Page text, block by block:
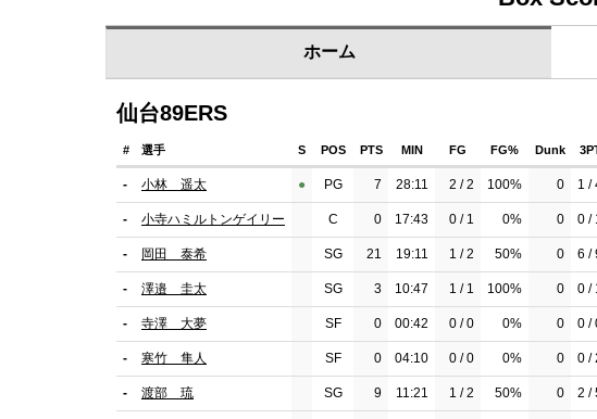
ホーム
仙台89ERS
# 選手 S POS PTS MIN FG FG% Dunk
- 小林 遥太 ●︎ PG 7 28:11 2 / 2 100% 0 1 /
- 小寺ハミルトンゲイリー C 0 17:43 0 / 1 0% 0 0 /
- 岡田 泰希 SG 21 19:11 1 / 2 50% 0 6 /
- 澤邉 圭太 SG 3 10:47 1 / 1 100% 0 0 /
- 寺澤 大夢 SF 0 00:42 0 / 0 0% 0 0 /
- 寒竹 隼人 SF 0 04:10 0 / 0 0% 0 0 /
- 渡部 琉 SG 9 11:21 1 / 2 50% 0 2 /